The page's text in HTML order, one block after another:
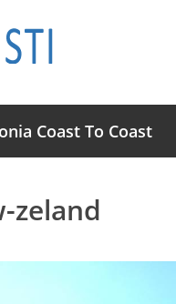
Coast To Coast
zeland